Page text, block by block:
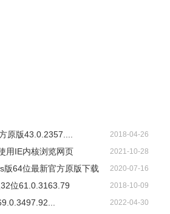
原版43.0.2357.... 2018-04-26
用IE内核浏览网页 2021-10-28
版64位最新官方原版下载 2020-07-16
位61.0.3163.79 2018-10-09
2022-04-30